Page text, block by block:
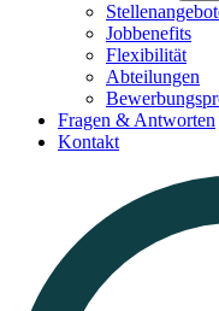
Jobbenefits
Flexibilität
Abteilungen
Fragen & Antworten
Kontakt